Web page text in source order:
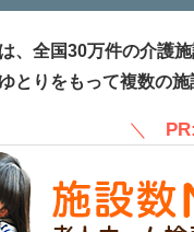
、全国30万件の介護
とりをもって複数の施
＼